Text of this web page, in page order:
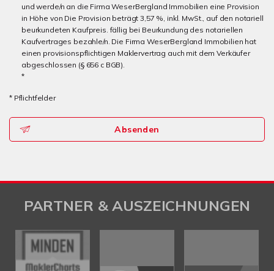
und werde/n an die Firma WeserBergland Immobilien eine Provision
in Höhe von Die Provision beträgt 3,57 %, inkl. MwSt., auf den notariell
beurkundeten Kaufpreis. fällig bei Beurkundung des notariellen
Kaufvertrages bezahle/n. Die Firma WeserBergland Immobilien hat
einen provisionspflichtigen Maklervertrag auch mit dem Verkäufer
abgeschlossen (§ 656 c BGB).
*
* Pflichtfelder
Absenden
PARTNER & AUSZEICHNUNGEN